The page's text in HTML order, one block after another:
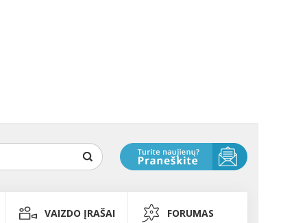
VAIZDO ĮRAŠAI FORUMAS